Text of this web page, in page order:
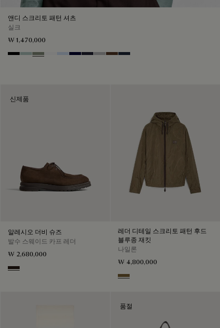
앤디 스크리토 패턴 셔츠
실크
₩ 1,470,000
NoirDuck Egg
Slate Green
Blanc Optique
Sky Blue
Nero Blue
Cold Night Blue
Icy Grey
Earth Brown
Blue Indigo
신제품
알레시오 더비 슈즈
발수 스웨이드 카프 레더
₩ 2,680,000
Brown
레더 디테일 스크리토 패턴 후드
블루종 재킷
나일론
₩ 4,800,000
Kaki
품절